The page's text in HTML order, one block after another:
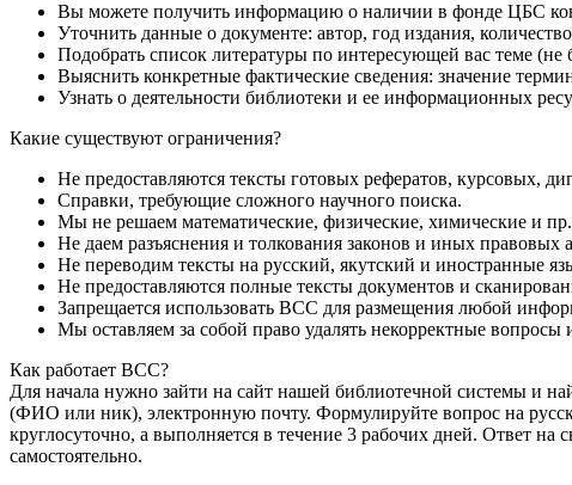
Вы можете получить информацию о наличии в фонде ЦБС
Уточнить данные о документе: автор, год издания,
Подобрать список литературы по интересующей вас теме (не
Выяснить конкретные фактические сведения: значение
Узнать о деятельности библиотеки и ее информационных
Какие существуют ограничения?
Не предоставляются тексты готовых рефератов, курсовых,
Справки, требующие сложного научного поиска.
Мы не решаем математические, физические, химические и пр.
Не даем разъяснения и толкования законов и иных правовых
Не переводим тексты на русский, якутский и иностранные
Не предоставляются полные тексты документов и
Запрещается использовать ВСС для размещения любой
Мы оставляем за собой право удалять некорректные вопросы
Как работает ВСС?
Для начала нужно зайти на сайт нашей библиотечной системы и
(ФИО или ник), электронную почту. Формулируйте вопрос на
круглосуточно, а выполняется в течение 3 рабочих дней. Ответ
самостоятельно.